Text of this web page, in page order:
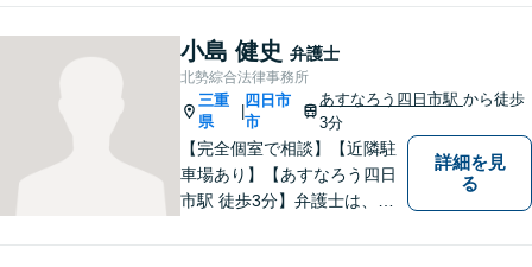
さい。
小島 健史 弁護士
北勢綜合法律事務所
三重
県
四日市
市
あすなろう四日市駅 から徒歩
3分
【完全個室で相談】【近隣駐
車場あり】【あすなろう四日
市駅 徒歩3分】弁護士は、依
わからないことがあれば、何
詳細を見
る